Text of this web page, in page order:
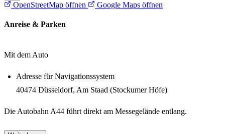
OpenStreetMap öffnen Google Maps öffnen
Anreise & Parken
Mit dem Auto
Adresse für Navigationssystem
40474 Düsseldorf, Am Staad (Stockumer Höfe)
Die Autobahn A44 führt direkt am Messegelände entlang.